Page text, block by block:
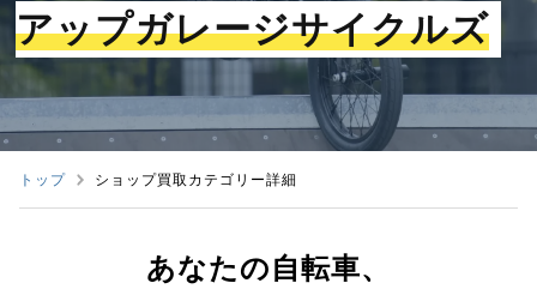
アップガレージサイクルズ
トップ ショップ買取カテゴリー詳細
あなたの自転車、